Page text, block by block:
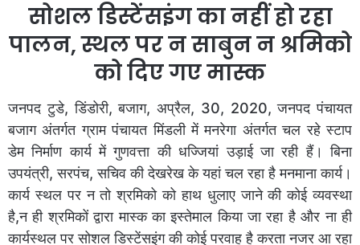
सोशल डिस्टेंसइंग का नहीं हो रहा
पालन, स्थल पर न साबुन न श्रमिको
को दिए गए मास्क
जनपद टुडे, डिंडोरी, बजाग, अप्रैल, 30, 2020, जनपद पंचायत
बजाग अंतर्गत ग्राम पंचायत मिंडली में मनरेगा अंतर्गत चल रहे स्टाप
डेम निर्माण कार्य में गुणवत्ता की धज्जियां उड़ाई जा रही हैं। बिना
उपयंत्री, सरपंच, सचिव की देखरेख के यहां चल रहा है मनमाना कार्य।
कार्य स्थल पर न तो श्रमिको को हाथ धुलाए जाने की कोई व्यवस्था
है,न ही श्रमिकों द्वारा मास्क का इस्तेमाल किया जा रहा है और ना ही
कार्यस्थल पर सोशल डिस्टेंसइंग की कोई परवाह है करता नजर आ रहा